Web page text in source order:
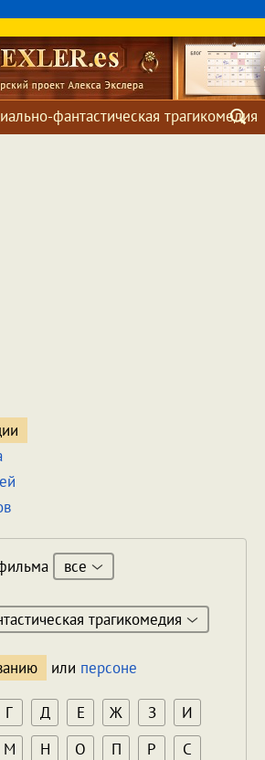
фантастическая трагикомедия
все
трагикомедия
или персоне
Г Д Е Ж З
И
М Н О П Р
С